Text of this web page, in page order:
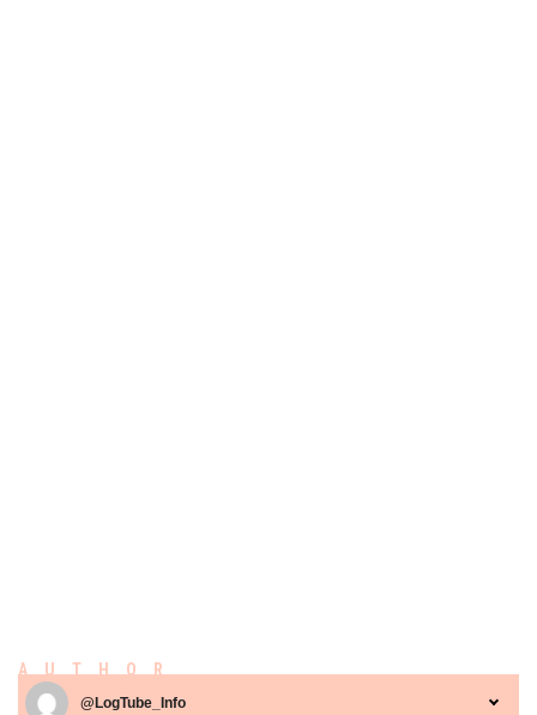
AUTHOR
@LogTube_Info